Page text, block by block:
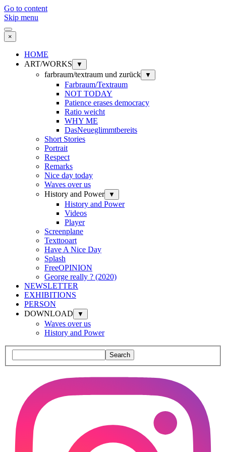
Go to content
Skip menu
×
HOME
ART/WORKS
▼
farbraum/textraum und zurück ▼
Farbraum/Textraum
NOT TODAY
Patience erases democracy
Ratio weicht
WHY ME
DasNeueglimmtbereits
Short Stories
Portrait
Respect
Remarks
Nice day today
Waves over us
History and Power
▼
History and Power
Videos
Player
Screenplane
Texttooart
Have A Nice Day
Splash
FreeOPINION
George really ? (2020)
NEWSLETTER
EXHIBITIONS
PERSON
DOWNLOAD
▼
Waves over us
History and Power
Search